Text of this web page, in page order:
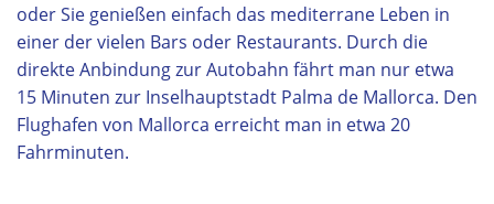
oder Sie genießen einfach das mediterrane Leben in
einer der vielen Bars oder Restaurants. Durch die
direkte Anbindung zur Autobahn fährt man nur etwa
15 Minuten zur Inselhauptstadt Palma de Mallorca. Den
Flughafen von Mallorca erreicht man in etwa 20
Fahrminuten.